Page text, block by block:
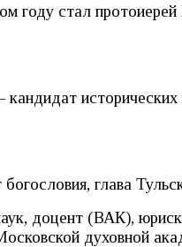
году стал
глава
доцент (ВАК),
духовной